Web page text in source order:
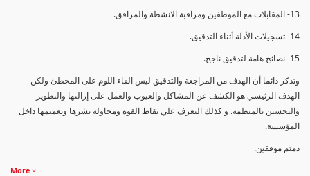
13- المقابلات مع الموظفين ومراقبة الانشطة والمرافق.
14- تسجيلات الأدلة أثناء التدقيق.
15- نصائح هامة لتدقيق ناجح.
وتذكر دائما أن الهدف من المراجعة والتدقيق ليس القاء اللوم على المخطئ ولكن
الهدف الرئيسي هو الكشف عن المشاكل والعيوب والعمل على إزالتها والتطوير
والتحسين بالمنظمة. و كذلك التعرف علي نقاط القوة ومحاولة نشرها وتعميمها داخل
المؤسسة.
دمتم موفقين.
More